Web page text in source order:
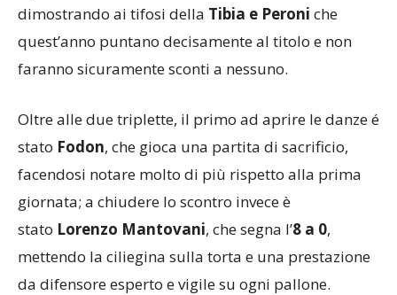
dimostrando ai tifosi della Tibia e Peroni che
quest’anno puntano decisamente al titolo e non
faranno sicuramente sconti a nessuno.
Oltre alle due triplette, il primo ad aprire le danze é
stato Fodon, che gioca una partita di sacrificio,
facendosi notare molto di più rispetto alla prima
giornata; a chiudere lo scontro invece è
stato Lorenzo Mantovani, che segna l’8 a 0,
mettendo la ciliegina sulla torta e una prestazione
da difensore esperto e vigile su ogni pallone.